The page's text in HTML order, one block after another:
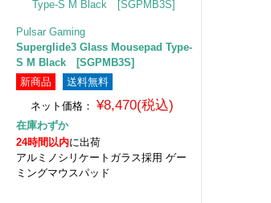
Pulsar Gaming
Superglide3 Glass Mousepad Type-
S M Black [SGPMB3S]
新商品
送料無料
ネット価格：
¥8,470(税込)
在庫わずか
24時間以内に出荷
アルミノシリケートガラス採用 ゲー
ミングマウスパッド